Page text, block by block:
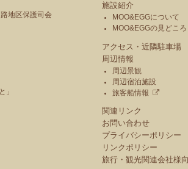
地区保護司会
」
施設紹介
MOO&EGGについて
MOO&EGGの見どころ
アクセス・近隣駐車場
周辺情報
周辺景観
周辺宿泊施設
旅客船情報
関連リンク
お問い合わせ
プライバシーポリシー
リンクポリシー
旅行・観光関連会社様